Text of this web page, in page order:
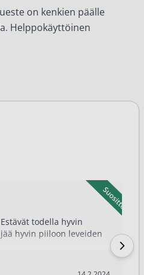
on kenkien päälle
Helppokäyttöinen
todella hyvin
hyvin piiloon leveiden